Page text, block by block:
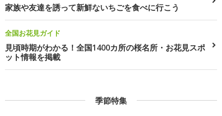
家族や友達を誘って新鮮ないちごを食べに行こう
全国お花見ガイド
見頃時期がわかる！全国1400カ所の桜名所・お花見スポ
ット情報を掲載
季節特集